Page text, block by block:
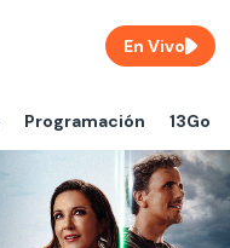
Programación 13Go
En Vivo